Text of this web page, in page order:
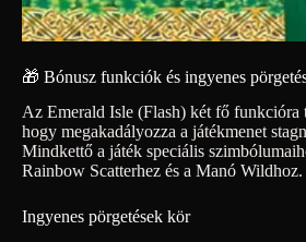
🎁 Bónusz funkciók és ingyenes
Az Emerald Isle (Flash) két fő funkcióra
hogy megakadályozza a játékmenet
Mindkettő a játék speciális
Rainbow Scatterhez és a Manó Wildhoz.
Ingyenes pörgetések kör